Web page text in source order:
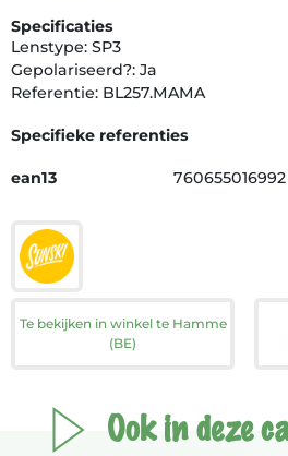
Specificaties
Lenstype: SP3
Gepolariseerd?: Ja
Referentie: BL257.MAMA
Specifieke referenties
ean13 760655016992
Te bekijken in winkel te Hamme
(BE)
Ook in deze